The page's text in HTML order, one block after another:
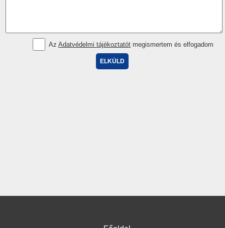
Az Adatvédelmi tájékoztatótmegismertem és elfogadom